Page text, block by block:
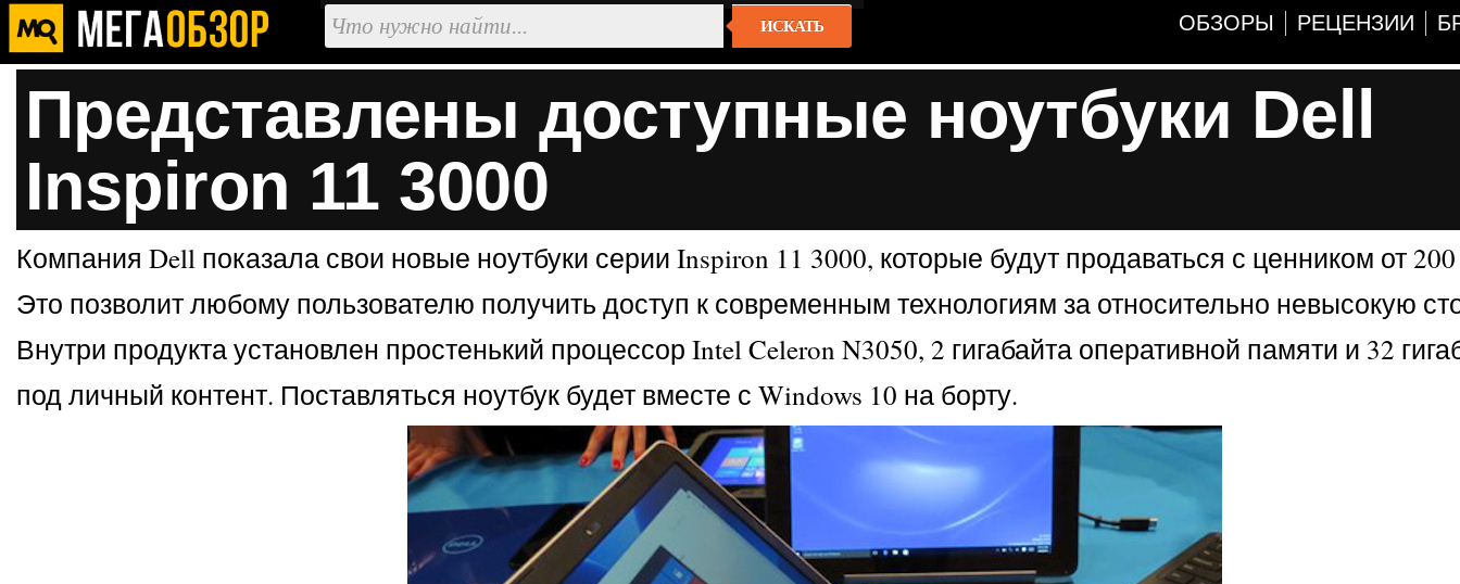
ИСКАТЬ ОБЗОРЫ РЕЦЕНЗИИ
Представлены доступные ноутбуки Dell
Inspiron 11 3000
Компания Dell показала свои новые ноутбуки серии Inspiron 11 3000, которые будут продаваться с ценником от
Это позволит любому пользователю получить доступ к современным технологиям за относительно невысокую
Внутри продукта установлен простенький процессор Intel Celeron N3050, 2 гигабайта оперативной памяти и 32
под личный контент. Поставляться ноутбук будет вместе с Windows 10 на борту.